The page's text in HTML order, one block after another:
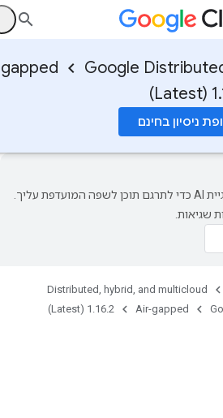
Google
gapped
בחינם
‫Google משתמשת בטכנולוגיית AI כדי לתרגם תוכן לשפה המועדפת עליך.
Distributed, hybrid, and
Air-gapped
1.16.2 (Latest)